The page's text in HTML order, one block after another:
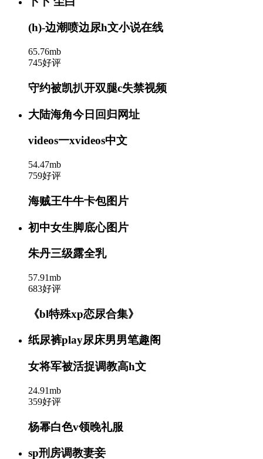
(h)-边潮喷边尿h文小说在线
65.76mb
745好评
守约被凯扒开双腿c失禁视频
大陆海角今日回归网址
videos一xvideos中文
54.47mb
759好评
海贼王牛牛卡包图片
初中女生脚底心图片
朱丹三级露全乳
57.91mb
683好评
《bl特殊xp恋尿合集》
纸尿裤play尿床男男笔趣阁
女将军被活捉调教高h文
24.91mb
359好评
杨幂白色v领晚礼服
sp刑房调教妻妾